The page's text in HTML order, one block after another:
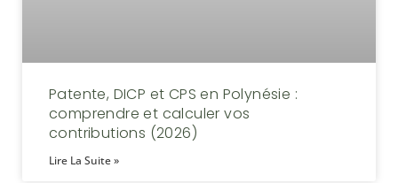
Patente, DICP et CPS en Polynésie :
comprendre et calculer vos
contributions (2026)
Lire La Suite »